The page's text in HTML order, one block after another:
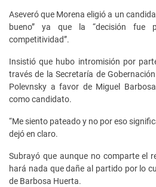
Aseveró que Morena eligió a un
bueno” ya que la “decisión fue
competitividad”.
Insistió que hubo intromisión por
través de la Secretaría de
Polevnsky a favor de Miguel
como candidato.
“Me siento pateado y no por eso
dejó en claro.
Subrayó que aunque no comparte el
hará nada que dañe al partido por lo
de Barbosa Huerta.